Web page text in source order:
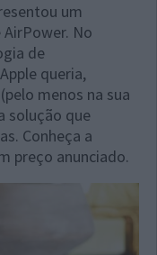
um
No
de
queria,
menos na sua
solução que
Conheça a
preço anunciado.